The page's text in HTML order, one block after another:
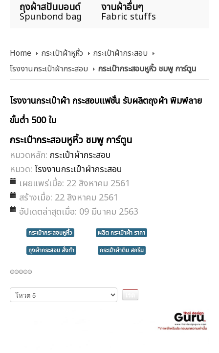
ถุงผ้าสปันบอนด์
Spunbond bag
งานผ้าอื่นๆ
Fabric stuffs
Home กระเป๋าผ้าหูหิ้ว
กระเป๋าผ้ากระสอบ
โรงงานกระเป๋าผ้ากระสอบ
กระเป๋ากระสอบหูหิ้ว ชมพู การ์ตูน
โรงงานกระเป๋าผ้า กระสอบแฟชั่น รับผลิตถุงผ้า พิมพ์ลาย
ขั้นต่ำ 500 ใบ
กระเป๋ากระสอบหูหิ้ว ชมพู การ์ตูน
หมวดหลัก: กระเป๋าผ้ากระสอบ
หมวด: โรงงานกระเป๋าผ้ากระสอบ
เผยแพร่เมื่อ: 22 สิงหาคม 2561
สร้างเมื่อ: 22 สิงหาคม 2561
อัปเดตล่าสุดเมื่อ: 09 มีนาคม 2563
กระเป๋ากระสอบหูหิ้ว
ผลิต กระเป๋าผ้า ราคา
ถุงผ้ากระสอบ สั่งทำ
กระเป๋าผ้าดิบ สกรีน
กรุณา
ให้